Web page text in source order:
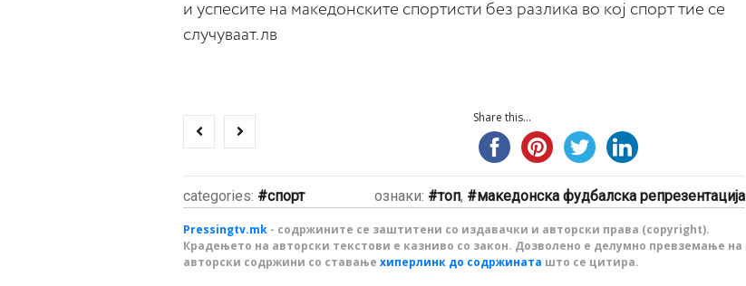
и успесите на македонските спортисти без разлика во кој спорт тие се
случуваат.лв
Share this...
categories: спорт ознаки: топ, македонска фудбалска репрезентација
Pressingtv.mk - содржините се заштитени со издавачки и авторски права (copyright).
Крадењето на авторски текстови е казниво со закон. Дозволено е делумно превземање на
авторски содржини со ставање хиперлинк до содржината што се цитира.